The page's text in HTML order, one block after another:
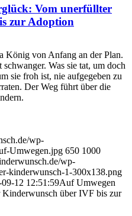
Vom uner­füll­ter
zur Adop­ti­on
König von Anfang an der Plan.
Was sie tat, um doch
sie froh ist, nie aufgegeben zu
Der Weg führt über die
wp-
Umwegen.jpg 650 1000
wp-
kinderwunsch-1-300x138.png
09-12 12:51:59Auf Umwe­gen
über IVF bis zur